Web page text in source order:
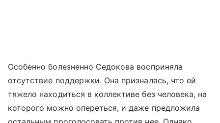
Особенно болезненно Седокова восприняла
отсутствие поддержки. Она призналась, что ей
тяжело находиться в коллективе без человека, на
которого можно опереться, и даже предложила